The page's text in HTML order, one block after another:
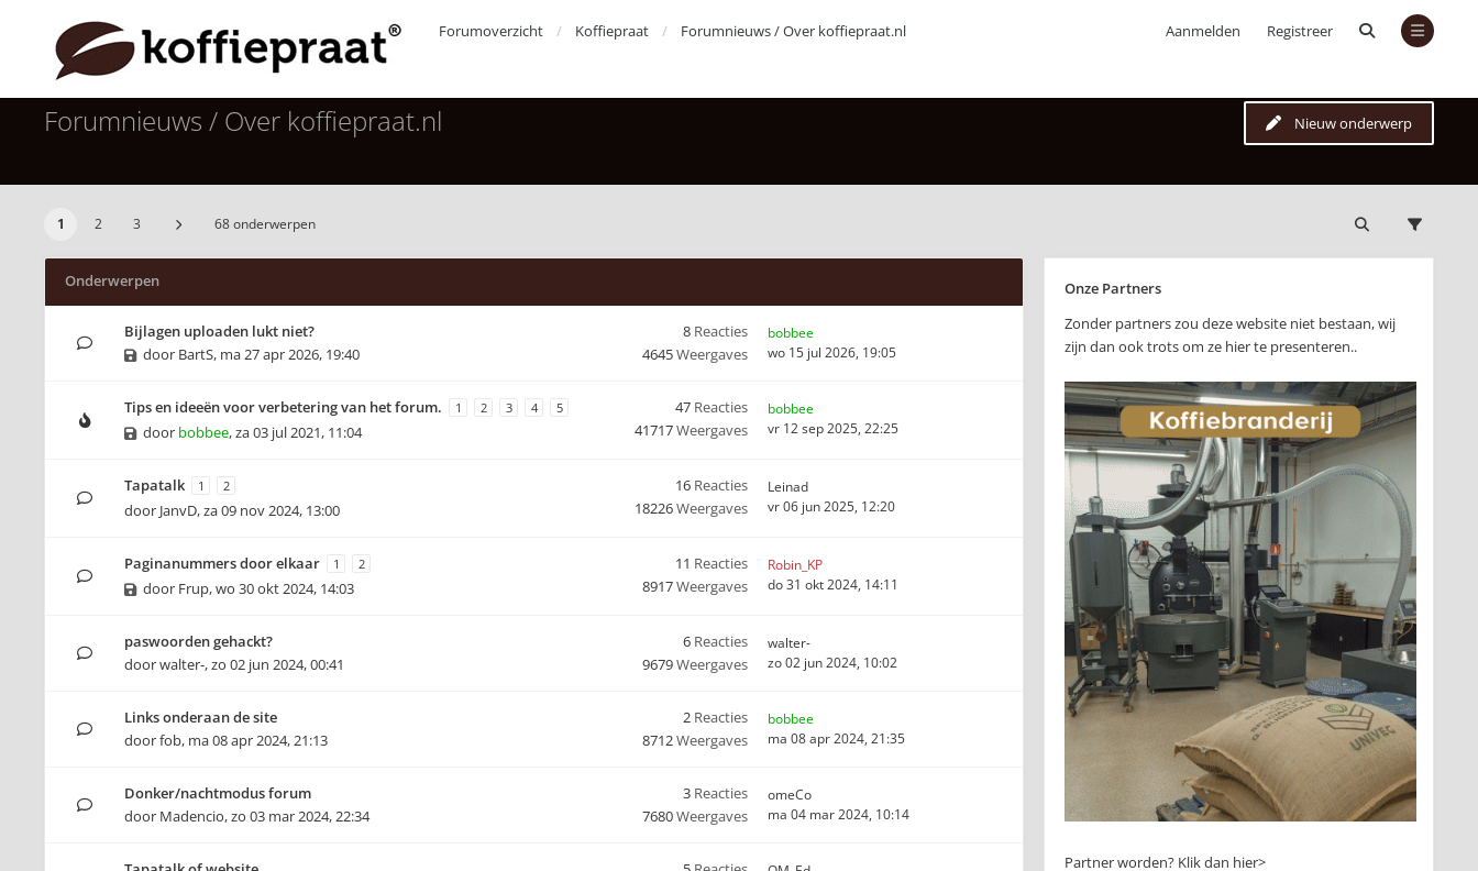
Aanmelden Registreer
Forumoverzicht Koffiepraat Forumnieuws / Over koffiepraat.nl
Forumnieuws / Over koffiepraat.nl Nieuw onderwerp
1 2 3 68 onderwerpen
Onderwerpen
Bijlagen uploaden lukt niet?
door BartS, ma 27 apr 2026, 19:40
8 Reacties
4645Weergaves
bobbee
wo 15 jul 2026, 19:05
Tips en ideeën voor verbetering van het forum. 1 2 3 4 5
door bobbee,za 03 jul 2021, 11:04
47 Reacties
41717Weergaves
bobbee
vr 12 sep 2025, 22:25
Tapatalk 1 2
door JanvD,za 09 nov 2024, 13:00
16 Reacties
18226Weergaves
Leinad
vr 06 jun 2025, 12:20
Paginanummers door elkaar 1 2
door Frup,wo 30 okt 2024, 14:03
11 Reacties
8917Weergaves
Robin_KP
do 31 okt 2024, 14:11
paswoorden gehackt?
doorwalter-,zo 02 jun 2024, 00:41
6 Reacties
9679Weergaves
walter-
zo 02 jun 2024, 10:02
Links onderaan de site
doorfob, ma 08 apr 2024, 21:13
2 Reacties
8712Weergaves
bobbee
ma 08 apr 2024, 21:35
Donker/nachtmodus forum
door Madencio,zo 03 mar 2024, 22:34
3 Reacties
7680Weergaves
omeCo
ma 04 mar 2024, 10:14
Onze Partners
Zonder partners zou deze website niet bestaan, wij
zijn dan ook trots om ze hier te presenteren..
Partner worden? Klik dan hier>